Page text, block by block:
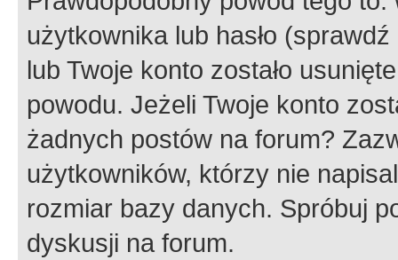
użytkownika lub hasło
lub Twoje konto zostało
powodu. Jeżeli Twoje konto
żadnych postów na forum?
użytkowników, którzy nie
rozmiar bazy danych. Spróbuj
dyskusji na forum.